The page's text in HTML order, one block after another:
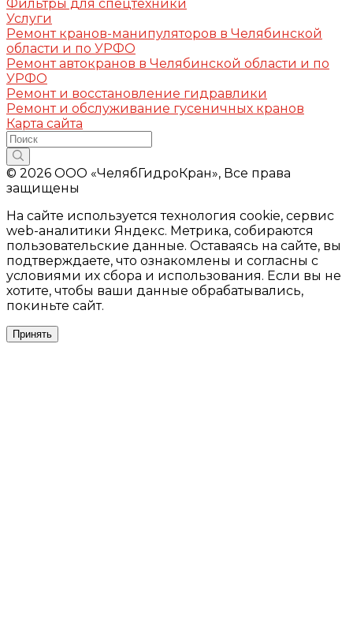
Фильтры для спецтехники
Услуги
Ремонт кранов-манипуляторов в Челябинской
области и по УРФО
Ремонт автокранов в Челябинской области и по
УРФО
Ремонт и восстановление гидравлики
Ремонт и обслуживание гусеничных кранов
Карта сайта
© 2026 ООО «ЧелябГидроКран», Все права
защищены
На сайте используется технология cookie, сервис
web-аналитики Яндекс. Метрика, собираются
пользовательские данные. Оставаясь на сайте, вы
подтверждаете, что ознакомлены и согласны с
условиями их сбора и использования. Если вы не
хотите, чтобы ваши данные обрабатывались,
покиньте сайт.
Принять